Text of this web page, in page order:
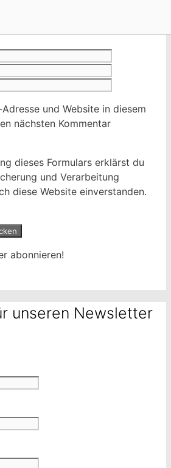
und Website in diesem
nächsten Kommentar
dieses Formulars erklärst du
und Verarbeitung
diese Website einverstanden.
abonnieren!
unseren Newsletter